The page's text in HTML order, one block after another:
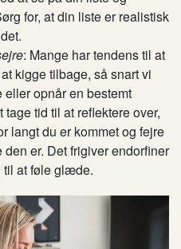
for, at din liste er realistisk
: Mange har tendens til at
kigge tilbage, så snart vi
opnår en bestemt
tid til at reflektere over,
langt du er kommet og fejre
er. Det frigiver endorfiner
til at føle glæde.